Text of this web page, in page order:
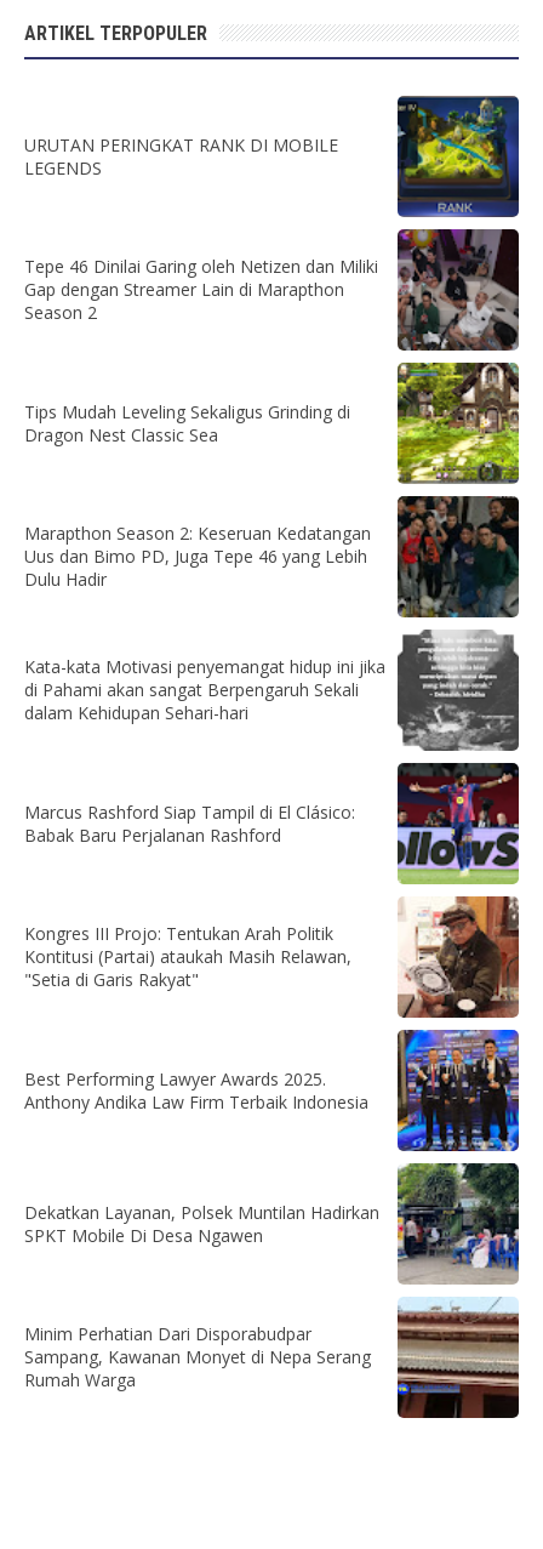
ARTIKEL TERPOPULER
URUTAN PERINGKAT RANK DI MOBILE
LEGENDS
Tepe 46 Dinilai Garing oleh Netizen dan Miliki
Gap dengan Streamer Lain di Marapthon
Season 2
Tips Mudah Leveling Sekaligus Grinding di
Dragon Nest Classic Sea
Marapthon Season 2: Keseruan Kedatangan
Uus dan Bimo PD, Juga Tepe 46 yang Lebih
Dulu Hadir
Kata-kata Motivasi penyemangat hidup ini jika
di Pahami akan sangat Berpengaruh Sekali
dalam Kehidupan Sehari-hari
Marcus Rashford Siap Tampil di El Clásico:
Babak Baru Perjalanan Rashford
Kongres III Projo: Tentukan Arah Politik
Kontitusi (Partai) ataukah Masih Relawan,
"Setia di Garis Rakyat"
Best Performing Lawyer Awards 2025.
Anthony Andika Law Firm Terbaik Indonesia
Dekatkan Layanan, Polsek Muntilan Hadirkan
SPKT Mobile Di Desa Ngawen
Minim Perhatian Dari Disporabudpar
Sampang, Kawanan Monyet di Nepa Serang
Rumah Warga